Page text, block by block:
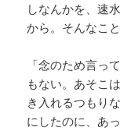
しなんかを、速
から。そんなこ
「念のため言っ
もない。あそこ
き入れるつもり
にしたのに、あ